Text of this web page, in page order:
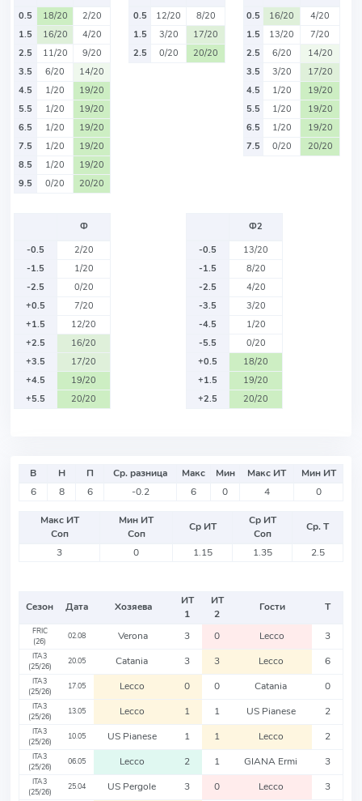
0.5
18/20
2/20
1.5
16/20
4/20
2.5
11/20
9/20
3.5
6/20
14/20
4.5
1/20
19/20
5.5
1/20
19/20
6.5
1/20
19/20
7.5
1/20
19/20
8.5
1/20
19/20
9.5
0/20 20/20
0.5
12/20
8/20
1.5
3/20
17/20
2.5
0/20 20/20
0.5
16/20
4/20
1.5
13/20
7/20
2.5
6/20
14/20
3.5
3/20
17/20
4.5
1/20
19/20
5.5
1/20
19/20
6.5
1/20
19/20
7.5
0/20 20/20
Ф
-0.5
2/20
-1.5
1/20
-2.5
0/20
+0.5
7/20
+1.5
12/20
+2.5
16/20
+3.5
17/20
+4.5
19/20
+5.5
20/20
Ф2
-0.5
13/20
-1.5
8/20
-2.5
4/20
-3.5
3/20
-4.5
1/20
-5.5
0/20
+0.5
18/20
+1.5
19/20
+2.5
20/20
В Н П Ср. разница Макс Мин Макс ИТ
Мин ИТ
6
8 6 -0.2 6 0 4 0
Макс ИТ
Соп
Мин ИТ
Соп
Ср ИТ
Ср ИТ
Соп
Ср. Т
3
0 1.15 1.35 2.5
Сезон Дата Хозяева
ИТ
1
ИТ
2
Гости Т
FRIC
(26)
02.08 Verona 3 0 Lecco 3
ITA3
(25/26)
20.05 Catania 3 3 Lecco 6
ITA3
(25/26)
17.05 Lecco 0 0 Catania 0
ITA3
(25/26)
13.05 Lecco 1 1 US Pianese 2
ITA3
(25/26)
10.05 US Pianese 1 1 Lecco 2
ITA3
(25/26)
06.05 Lecco 2 1 GIANA Ermi 3
ITA3
(25/26)
25.04 US Pergole 3 0 Lecco 3